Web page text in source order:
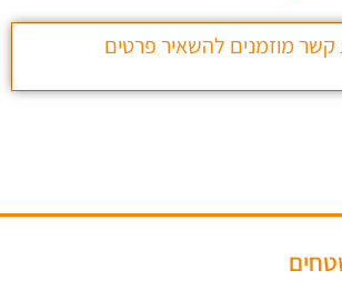
קשר מוזמנים להשאיר פרטים